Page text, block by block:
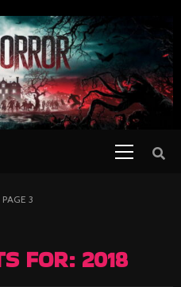
PAGE 3
FOR: 2018